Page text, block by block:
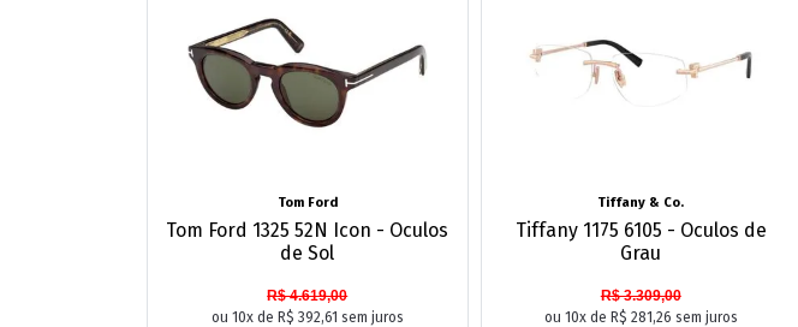
Tom Ford
Tom Ford 1325 52N Icon - Oculos
de Sol
R$ 4.619,00
ou 10x de R$ 392,61 sem juros
Tiffany & Co.
Tiffany 1175 6105 - Oculos de
Grau
R$ 3.309,00
ou 10x de R$ 281,26 sem juros